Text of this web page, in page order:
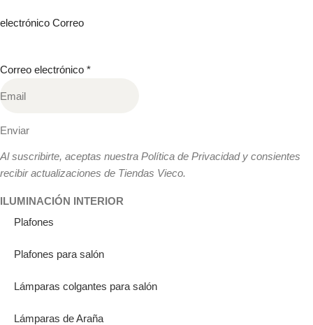
electrónico Correo
Correo electrónico *
Enviar
Al suscribirte, aceptas nuestra Política de Privacidad y consientes
recibir actualizaciones de Tiendas Vieco.
ILUMINACIÓN INTERIOR
Plafones
Plafones para salón
Lámparas colgantes para salón
Lámparas de Araña